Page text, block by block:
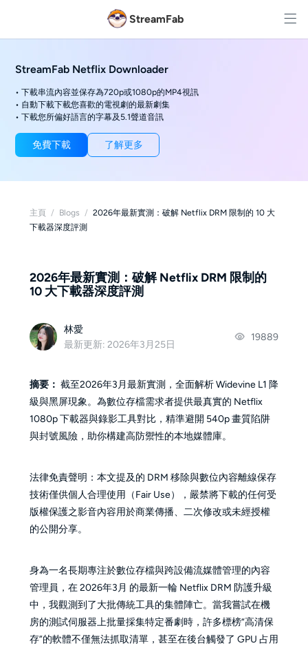
StreamFab
StreamFab Netflix Downloader
• 下載串流內容並保存為720p或1080p的MP4視訊
• 自動下載下載您喜歡的電視劇的最新劇集
• 下載您所偏好語言的字幕及5.1聲道音訊
免費下載 了解更多
主頁 / Blogs / 2026年最新實測：破解 Netflix DRM 限制的 10 大
下載器深度評測
2026年最新實測：破解 Netflix DRM 限制的
10 大下載器深度評測
林愛
最新更新: 2026年3月25日
19889
摘要： 截至2026年3月最新實測，全面解析 Widevine L1 降
級與黑屏現象。為數位存檔需求者提供最真實的 Netflix
1080p 下載器與錄影工具對比，精準避開 540p 畫質陷阱
與封號風險，助你構建高防禦性的本地媒體庫。
法律免責聲明：本文提及的 DRM 移除與數位內容離線保存
技術僅供個人合理使用（Fair Use），嚴禁將下載的任何受
版權保護之影音內容用於商業傳播、二次修改或未經授權
的公開分享。
身為一名長期專注於數位存檔與跨設備流媒體管理的內容
管理員，在 2026年3月 的最新一輪 Netflix DRM 防護升級
中，我觀測到了大批傳統工具的集體陣亡。當我嘗試在機
房的測試伺服器上批量採集特定番劇時，許多標榜“高清保
存”的軟體不僅無法抓取清單，甚至在後台觸發了 GPU 占用